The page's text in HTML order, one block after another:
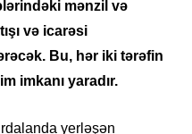
mənzil və
və icarəsi
Bu, hər iki tərəfin
imkanı yaradır.
yerləşən